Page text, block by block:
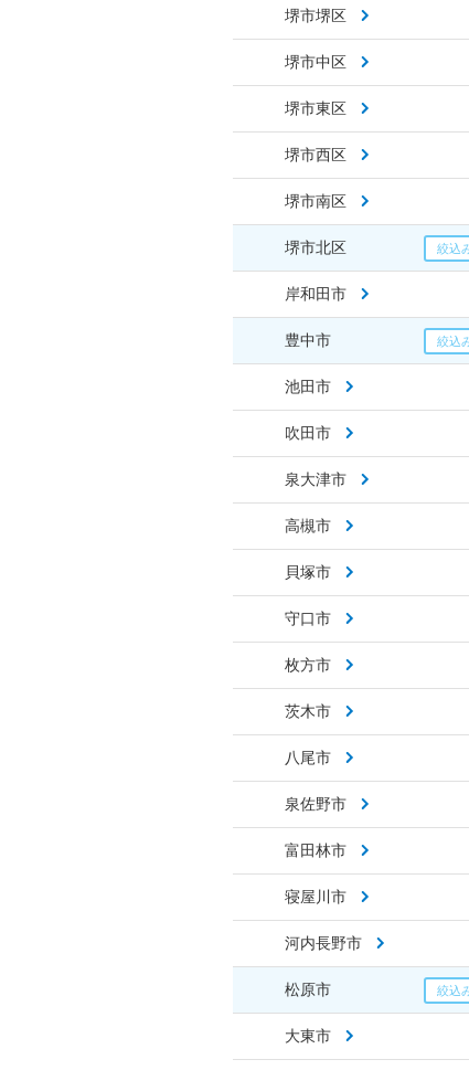
堺市堺区
堺市中区
堺市東区
堺市西区
堺市南区
堺市北区
岸和田市
豊中市
池田市
吹田市
泉大津市
高槻市
貝塚市
守口市
枚方市
茨木市
八尾市
泉佐野市
富田林市
寝屋川市
河内長野市
松原市
大東市